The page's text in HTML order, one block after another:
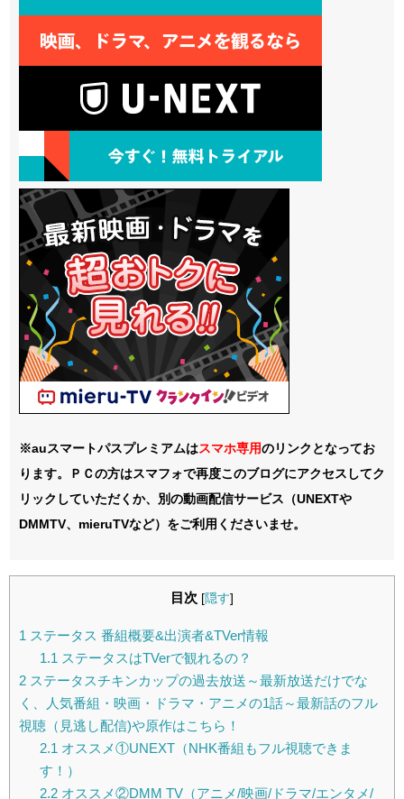
※auスマートパスプレミアムはスマホ専用のリンクとなってお
ります。ＰＣの方はスマフォで再度このブログにアクセスしてク
リックしていただくか、別の動画配信サービス（UNEXTや
DMMTV、mieruTVなど）をご利用くださいませ。
目次 [隠す]
1 ステータス 番組概要&出演者&TVer情報
1.1 ステータスはTVerで観れるの？
2 ステータスチキンカップの過去放送～最新放送だけでな
く、人気番組・映画・ドラマ・アニメの1話～最新話のフル
視聴（見逃し配信)や原作はこちら！
2.1 オススメ①UNEXT（NHK番組もフル視聴できま
す！）
2.2オススメ②DMM TV（アニメ/映画/ドラマ/エンタメ/